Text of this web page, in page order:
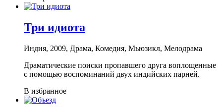
Три идиота
Индия, 2009, Драма, Комедия, Мьюзикл, Мелодрама
Драматические поиски пропавшего друга воплощенные
с помощью воспоминаний двух индийских парней.
В избранное